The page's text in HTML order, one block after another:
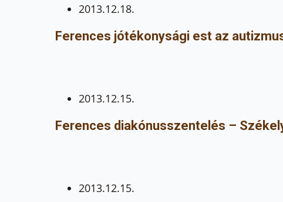
2013.12.18.
Ferences jótékonysági est az
2013.12.15.
Ferences diakónusszentelés –
2013.12.15.